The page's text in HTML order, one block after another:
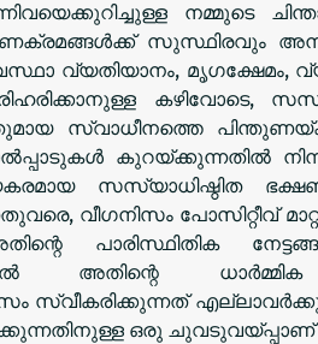
നമ്മുടെ
സുസ്ഥിരവും
വ്യതിയാനം, മൃഗക്ഷേമം,
കഴിവോടെ,
സ്വാധീനത്തെ
കുറയ്ക്കുന്നതിൽ
സസ്യാധിഷ്ഠിത
വീഗനിസം പോസിറ്റീവ്
പാരിസ്ഥിതിക
അതിന്റെ ധാർമ്മിക
സ്വീകരിക്കുന്നത്
ഒരു ചുവടുവയ്പ്പാണ്